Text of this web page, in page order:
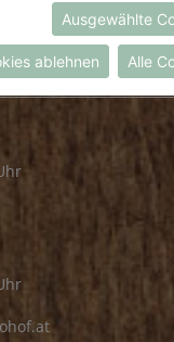
findest du in
bzw. im
Ausgewählte
ablehnen Alle